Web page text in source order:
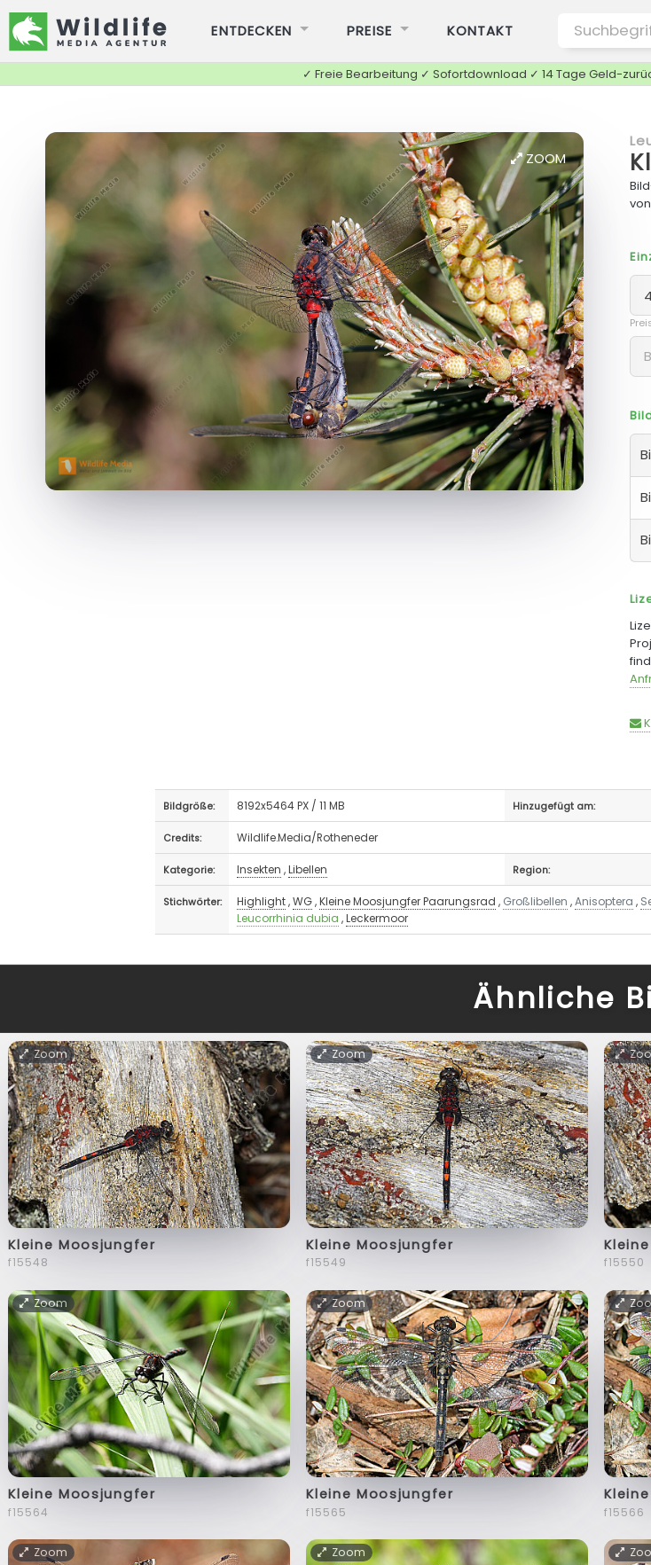
ENTDECKEN PREISE KONTAKT
✓ Freie Bearbeitung ✓ Sofortdownload ✓ 14 Tage Geld-
ZOOM
von
Bildgröße: 8192x5464 PX / 11 MB Hinzugefügt am:
Credits: Wildlife.Media/Rotheneder
Kategorie: Insekten ,Libellen Region:
Stichwörter: Highlight,WG,Kleine Moosjungfer Paarungsrad , Großlibellen ,Anisoptera ,
Leucorrhinia dubia ,Leckermoor
Ähnliche
Zoom
Kleine Moosjungfer
f15548
Zoom
Kleine Moosjungfer
f15549 f15550
Zoom
Kleine Moosjungfer
f15564
Zoom
Kleine Moosjungfer
f15565 f15566
Zoom Zoom